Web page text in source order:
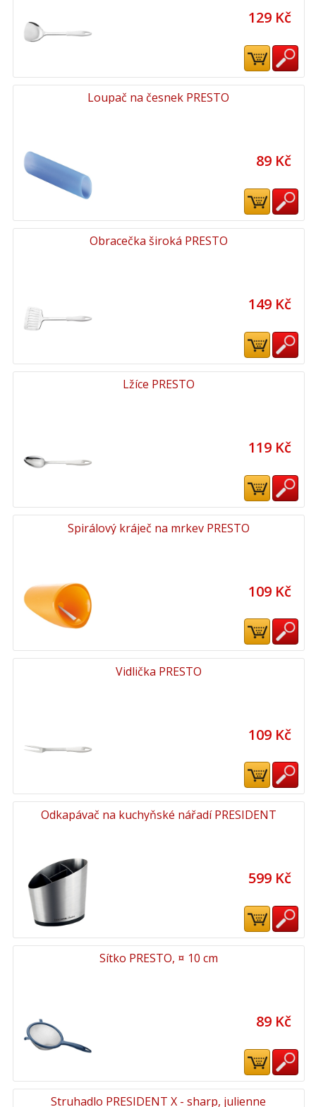
129 Kč
Loupač na česnek PRESTO
89 Kč
Obracečka široká PRESTO
149 Kč
Lžíce PRESTO
119 Kč
Spirálový kráječ na mrkev PRESTO
109 Kč
Vidlička PRESTO
109 Kč
Odkapávač na kuchyňské nářadí PRESIDENT
599 Kč
Sítko PRESTO, ¤ 10 cm
89 Kč
Struhadlo PRESIDENT X - sharp, julienne